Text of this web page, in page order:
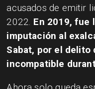
acusados de emitir
2022. En 2019, fue
imputación al
Sabat, por el delito
incompatible